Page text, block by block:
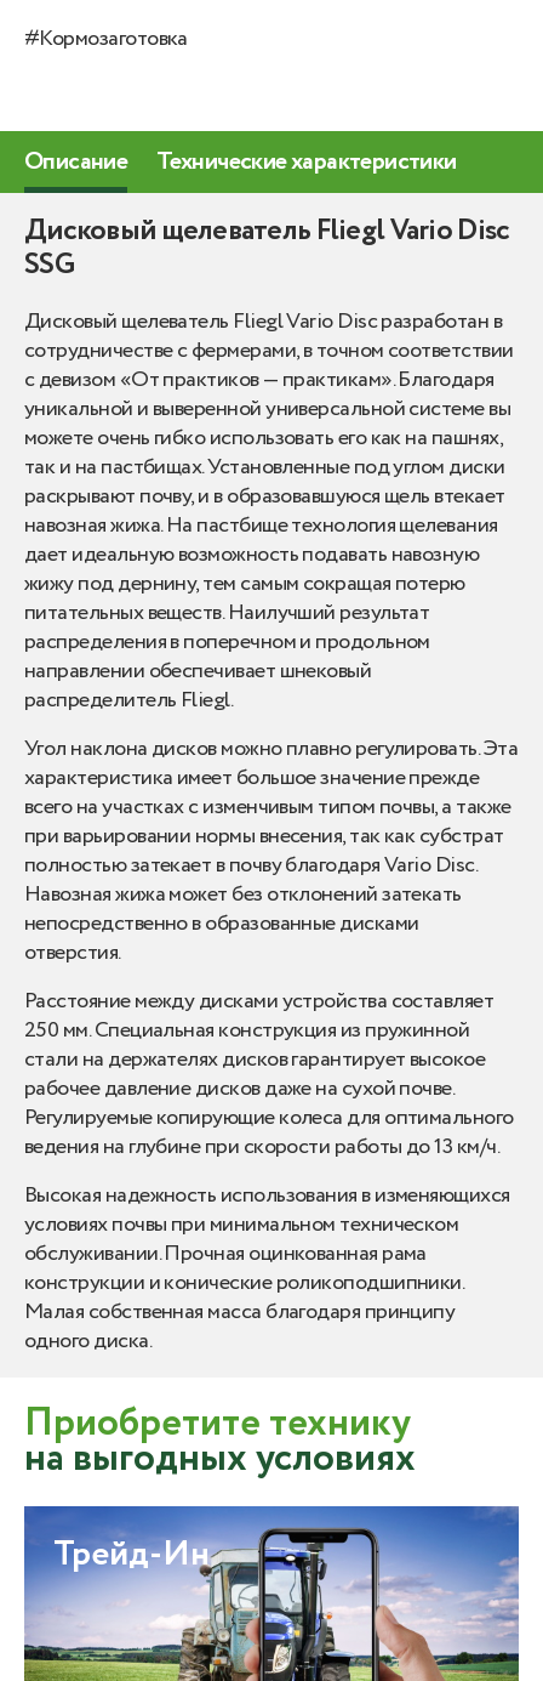
#Кормозаготовка
Описание Технические характеристики
Дисковый щелеватель Fliegl Vario Disc
SSG
Дисковый щелеватель Fliegl Vario Disc разработан в
сотрудничестве с фермерами, в точном соответствии
с девизом «От практиков — практикам». Благодаря
уникальной и выверенной универсальной системе вы
можете очень гибко использовать его как на пашнях,
так и на пастбищах. Установленные под углом диски
раскрывают почву, и в образовавшуюся щель втекает
навозная жижа. На пастбище технология щелевания
дает идеальную возможность подавать навозную
жижу под дернину, тем самым сокращая потерю
питательных веществ. Наилучший результат
распределения в поперечном и продольном
направлении обеспечивает шнековый
распределитель Fliegl.
Угол наклона дисков можно плавно регулировать. Эта
характеристика имеет большое значение прежде
всего на участках с изменчивым типом почвы, а также
при варьировании нормы внесения, так как субстрат
полностью затекает в почву благодаря Vario Disc.
Навозная жижа может без отклонений затекать
непосредственно в образованные дисками
отверстия.
Расстояние между дисками устройства составляет
250 мм. Специальная конструкция из пружинной
стали на держателях дисков гарантирует высокое
рабочее давление дисков даже на сухой почве.
Регулируемые копирующие колеса для оптимального
ведения на глубине при скорости работы до 13 км/ч.
Высокая надежность использования в изменяющихся
условиях почвы при минимальном техническом
обслуживании. Прочная оцинкованная рама
конструкции и конические роликоподшипники.
Малая собственная масса благодаря принципу
одного диска.
Приобретите технику
на выгодных условиях
Трейд-Ин